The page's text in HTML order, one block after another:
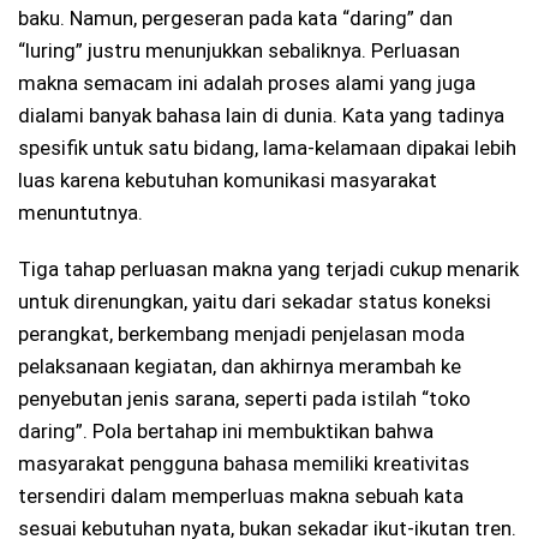
baku. Namun, pergeseran pada kata “daring” dan
“luring” justru menunjukkan sebaliknya. Perluasan
makna semacam ini adalah proses alami yang juga
dialami banyak bahasa lain di dunia. Kata yang tadinya
spesifik untuk satu bidang, lama-kelamaan dipakai lebih
luas karena kebutuhan komunikasi masyarakat
menuntutnya.
Tiga tahap perluasan makna yang terjadi cukup menarik
untuk direnungkan, yaitu dari sekadar status koneksi
perangkat, berkembang menjadi penjelasan moda
pelaksanaan kegiatan, dan akhirnya merambah ke
penyebutan jenis sarana, seperti pada istilah “toko
daring”. Pola bertahap ini membuktikan bahwa
masyarakat pengguna bahasa memiliki kreativitas
tersendiri dalam memperluas makna sebuah kata
sesuai kebutuhan nyata, bukan sekadar ikut-ikutan tren.